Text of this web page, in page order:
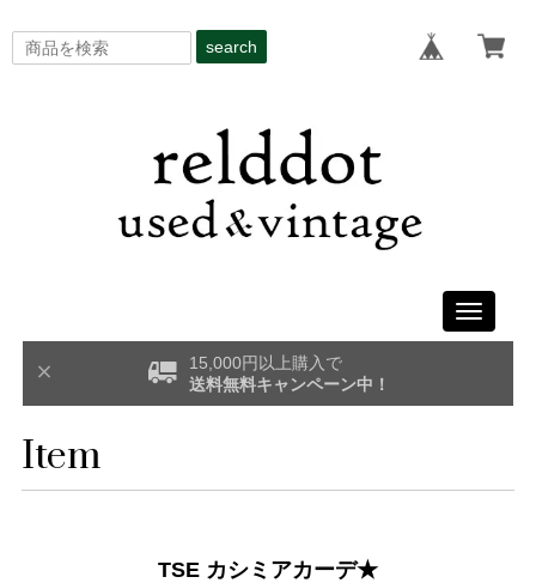
search
Toggle
15,000円以上購入で
送料無料キャンペーン中！
Item
TSE カシミアカーデ★